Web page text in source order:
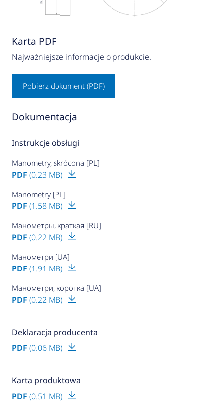
Karta PDF
Najważniejsze informacje o produkcie.
Pobierz dokument (PDF)
Dokumentacja
Instrukcje obsługi
Manometry, skrócona [PL]
PDF (0.23 MB)
Manometry [PL]
PDF (1.58 MB)
Манометры, краткая [RU]
PDF (0.22 MB)
Манометри [UA]
PDF (1.91 MB)
Манометри, коротка [UA]
PDF (0.22 MB)
Deklaracja producenta
PDF (0.06 MB)
Karta produktowa
PDF (0.51 MB)